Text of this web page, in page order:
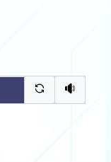
驗證碼重新
聽語